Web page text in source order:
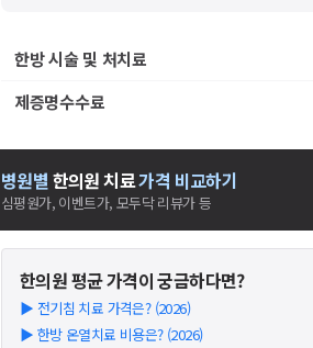
한방 시술 및 처치료
제증명수수료
병원별 한의원치료가격 비교하기
심평원가, 이벤트가, 모두닥 리뷰가 등
한의원평균 가격이 궁금하다면?
▶ 전기침 치료 가격은? (2026)
▶ 한방 온열치료 비용은? (2026)